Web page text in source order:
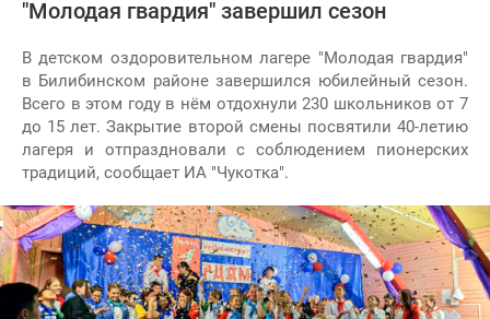
"Молодая гвардия" завершил сезон
В детском оздоровительном лагере "Молодая гвардия"
в Билибинском районе завершился юбилейный сезон.
Всего в этом году в нём отдохнули 230 школьников от 7
до 15 лет. Закрытие второй смены посвятили 40-летию
лагеря и отпраздновали с соблюдением пионерских
традиций, сообщает ИА "Чукотка".